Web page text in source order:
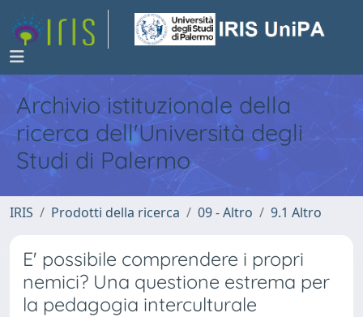
Archivio istituzionale della
ricerca dell'Università degli
Studi di Palermo
IRIS Prodotti della ricerca 09 - Altro 9.1 Altro
E' possibile comprendere i propri
nemici? Una questione estrema per
la pedagogia interculturale